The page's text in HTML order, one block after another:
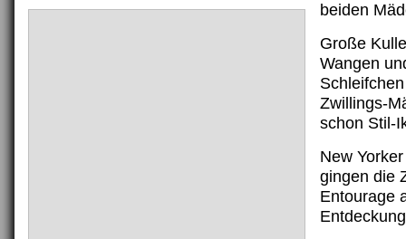
beiden
Große
Wangen
Zwillings-
schon Stil-
New
gingen die
Entourage